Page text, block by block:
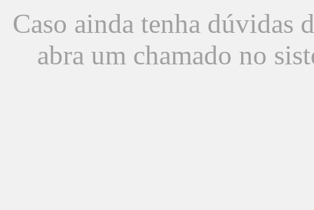
Caso ainda tenha dúvidas
abra um chamado no